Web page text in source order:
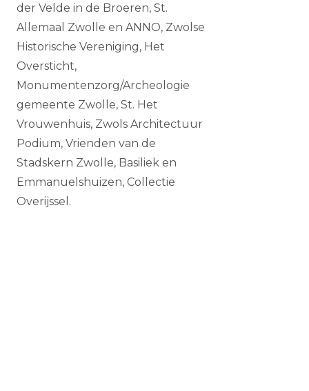
der Velde in de Broeren, St.
Allemaal Zwolle en ANNO, Zwolse
Historische Vereniging, Het
Oversticht,
Monumentenzorg/Archeologie
gemeente Zwolle, St. Het
Vrouwenhuis, Zwols Architectuur
Podium, Vrienden van de
Stadskern Zwolle, Basiliek en
Emmanuelshuizen, Collectie
Overijssel.